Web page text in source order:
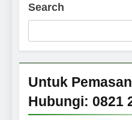
Search
Untuk
Hubungi: 0821